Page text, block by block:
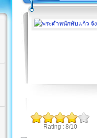
Rating : 8/10